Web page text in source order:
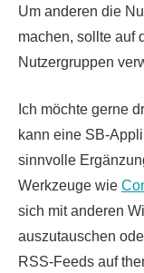
Um anderen die
machen, sollte auf
Nutzergruppen
Ich möchte gerne
kann eine SB-
sinnvolle
Werkzeuge wie
sich mit anderen
auszutauschen
RSS-Feeds auf